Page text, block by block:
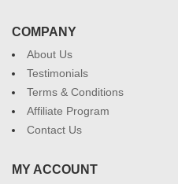
COMPANY
About Us
Testimonials
Terms & Conditions
Affiliate Program
Contact Us
MY ACCOUNT